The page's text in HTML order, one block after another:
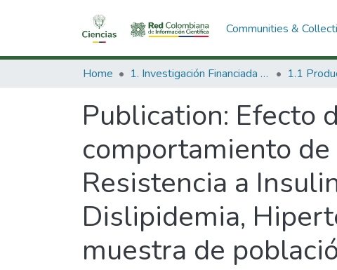
Communities &
Home 1. Investigación Financiada con Recursos Públicos
Publication: Efecto
comportamiento
Resistencia a
Dislipidemia,
muestra de